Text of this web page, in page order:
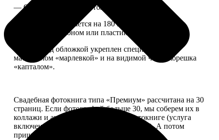
— Страницы плотные, толщина 1 мм.
— Книга раскрывается на 180 градусов, развороты
укреплены картоном или пластиком.
— Блок под обложкой укреплен специальным
материалом «марлевкой» и на видимой части корешка
«капталом».
Свадебная фотокнига типа «Премиум» рассчитана на 30
страниц. Если фотографий больше 30, мы соберем их в
коллажи и аккуратно разместим в фотокниге (услуга
включена, стоимость останется прежней). А потом
пришлем вам на согласование развороты.